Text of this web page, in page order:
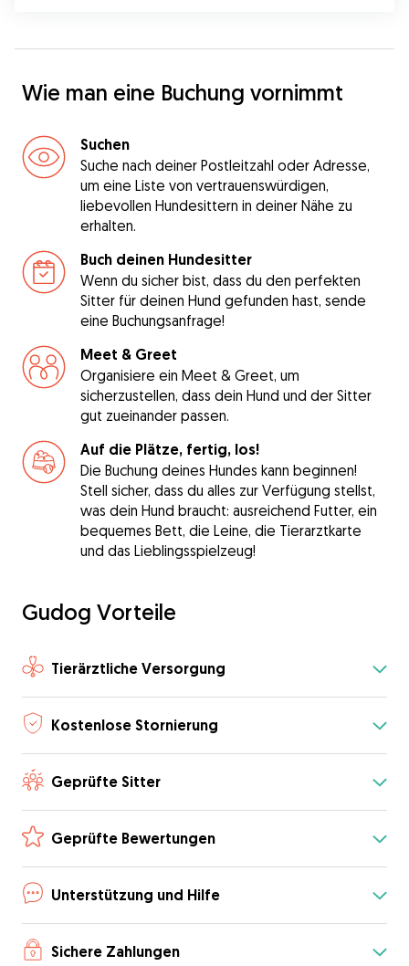
Wie man eine Buchung vornimmt
Suchen
Suche nach deiner Postleitzahl oder Adresse,
um eine Liste von vertrauenswürdigen,
liebevollen Hundesittern in deiner Nähe zu
erhalten.
Buch deinen Hundesitter
Wenn du sicher bist, dass du den perfekten
Sitter für deinen Hund gefunden hast, sende
eine Buchungsanfrage!
Meet & Greet
Organisiere ein Meet & Greet, um
sicherzustellen, dass dein Hund und der Sitter
gut zueinander passen.
Auf die Plätze, fertig, los!
Die Buchung deines Hundes kann beginnen!
Stell sicher, dass du alles zur Verfügung stellst,
was dein Hund braucht: ausreichend Futter, ein
bequemes Bett, die Leine, die Tierarztkarte
und das Lieblingsspielzeug!
Gudog Vorteile
Tierärztliche Versorgung
Kostenlose Stornierung
Geprüfte Sitter
Geprüfte Bewertungen
Unterstützung und Hilfe
Sichere Zahlungen